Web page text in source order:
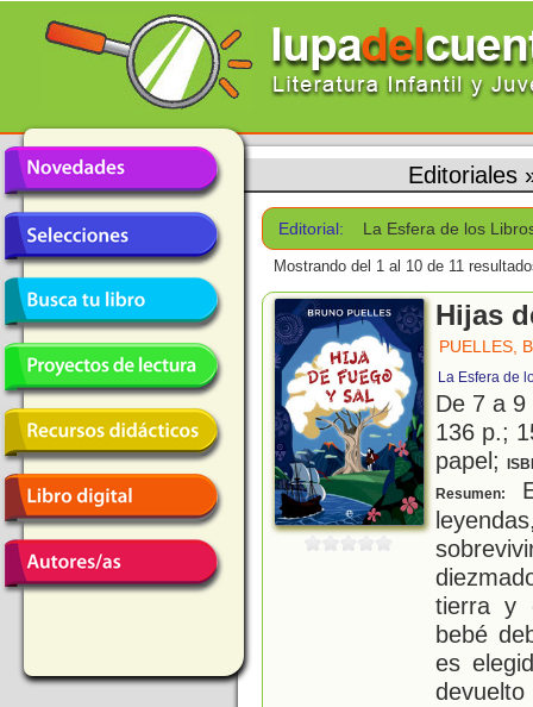
Editoriales
Editorial: La Esfera de los
Mostrando del 1 al 10 de 11
Hijas
PUELLES,
La Esfera de
De 7 a
136 p.;
papel;
Resumen:
tierra y
bebé
es
devuelto